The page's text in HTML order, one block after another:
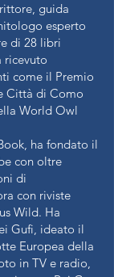
guida
esperto
di 28 libri
ricevuto
come il Premio
Città di Como
World Owl
ha fondato il
con oltre
di
con riviste
Wild. Ha
Gufi, ideato il
Europea della
in TV e radio,